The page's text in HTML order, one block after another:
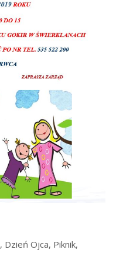
, Dzień Ojca, Piknik,